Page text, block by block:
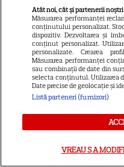
de
Atât noi, cât și partenerii
Măsurarea performanței
conținutului personalizat.
dispozitiv. Dezvoltarea și
conținut personalizat.
personalizate. Crearea
Măsurarea performanței
sau combinații de date din
selecta conținutul. Utilizarea
Date precise de geolocație și
Listă parteneri (furnizori)
VREAU SA